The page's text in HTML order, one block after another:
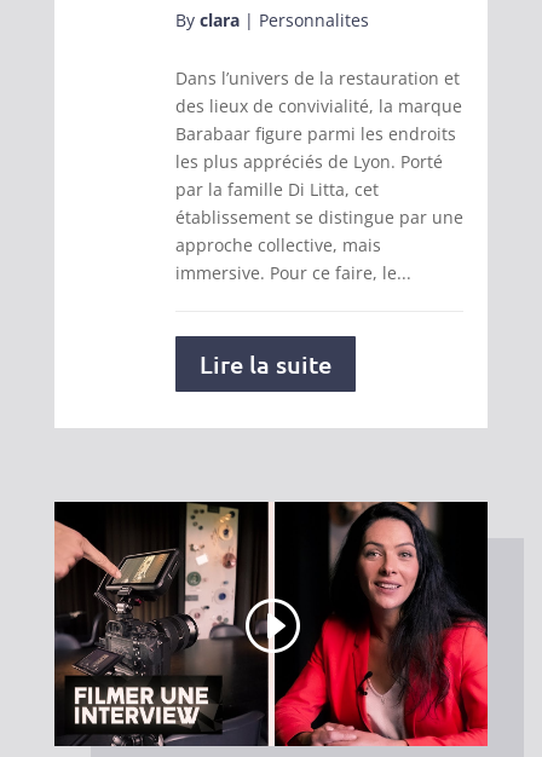
By clara| Personnalites
Dans l’univers de la restauration et
des lieux de convivialité, la marque
Barabaar figure parmi les endroits
les plus appréciés de Lyon. Porté
par la famille Di Litta, cet
établissement se distingue par une
approche collective, mais
immersive. Pour ce faire, le...
Lire la suite